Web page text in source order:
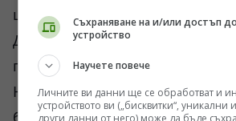
широки антикитайски
Доколко тази интерпретация е
предстои да видим.
Но има един показател,
бъде пренебрегнат.
Съхраняване на и/или достъп
устройство
Научете повече
Личните ви данни ще се обработват и
устройството ви („бисквитки“,
други данни от него) може да бъде